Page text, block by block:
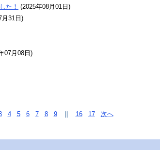
た！ (2025年08月01日 )
31日 )
07月08日)
4 5 6 7 8 9 16 17 次へ